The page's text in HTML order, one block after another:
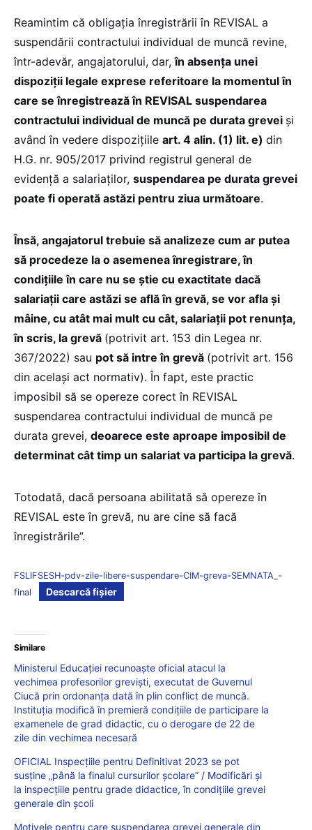
Reamintim că obligația înregistrării în REVISAL a
suspendării contractului individual de muncă revine,
într-adevăr, angajatorului, dar,în absența unei
dispoziții legale exprese referitoare la momentul în
care se înregistrează în REVISAL suspendarea
contractului individual de muncă pe durata grevei și
având în vedere dispozițiile art. 4 alin. (1) lit. e) din
H.G. nr. 905/2017 privind registrul general de
evidenţă a salariaților, suspendarea pe durata grevei
poate fi operată astăzi pentru ziua următoare.
Însă, angajatorul trebuie să analizeze cum ar putea
să procedeze la o asemenea înregistrare, în
condițiile în care nu se știe cu exactitate dacă
salariații care astăzi se află în grevă, se vor afla și
mâine, cu atât mai mult cu cât, salariații pot renunța,
în scris, la grevă (potrivit art. 153 din Legea nr.
367/2022) sau pot să intre în grevă (potrivit art. 156
din același act normativ). În fapt, este practic
imposibil să se opereze corect în REVISAL
suspendarea contractului individual de muncă pe
durata grevei, deoarece este aproape imposibil de
determinat cât timp un salariat va participa la grevă.
Totodată, dacă persoana abilitată să opereze în
REVISAL este în grevă, nu are cine să facă
înregistrările”.
FSLIFSESH-pdv-zile-libere-suspendare-CIM-greva-SEMNATA_-
final
Descarcă fișier
Similare
Ministerul Educației recunoaște oficial atacul la
vechimea profesorilor greviști, executat de Guvernul
Ciucă prin ordonanța dată în plin conflict de muncă.
Instituția modifică în premieră condițiile de participare la
examenele de grad didactic, cu o derogare de 22 de
zile din vechimea necesară
OFICIAL Inspecțiile pentru Definitivat 2023 se pot
susține „până la finalul cursurilor școlare” / Modificări și
la inspecțiile pentru grade didactice, în condițiile grevei
generale din școli
Motivele pentru care suspendarea grevei generale din